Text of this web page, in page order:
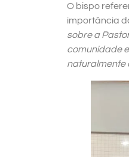
O bispo
importância
sobre a
comunidade
naturalmente